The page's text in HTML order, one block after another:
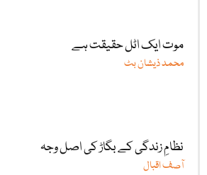
موت ایک اٹل حقیقت ہے
محمد ذیشان بٹ
نظامِ زندگی کے بگاڑ کی اصل وجہ
آصف اقبال